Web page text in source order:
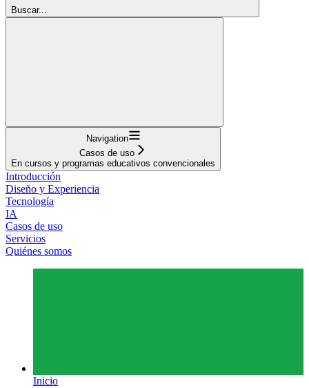
Buscar...
Navigation
Casos de uso
En cursos y programas educativos convencionales
Introducción
Diseño y Experiencia
Tecnología
IA
Casos de uso
Servicios
Quiénes somos
Inicio